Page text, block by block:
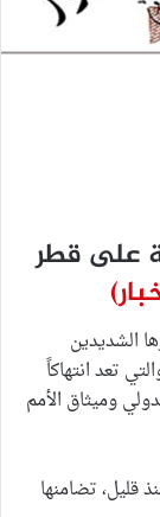
على قطر
الشديدين
تعد انتهاكاً
وميثاق الأمم
قليل، تضامنها